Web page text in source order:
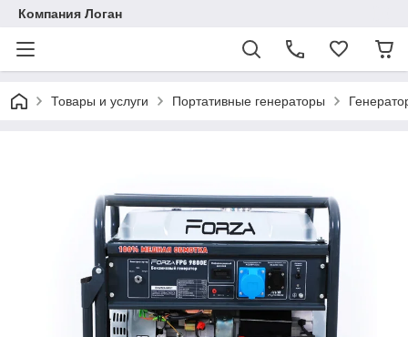
Компания Логан
Товары и услуги Портативные генераторы